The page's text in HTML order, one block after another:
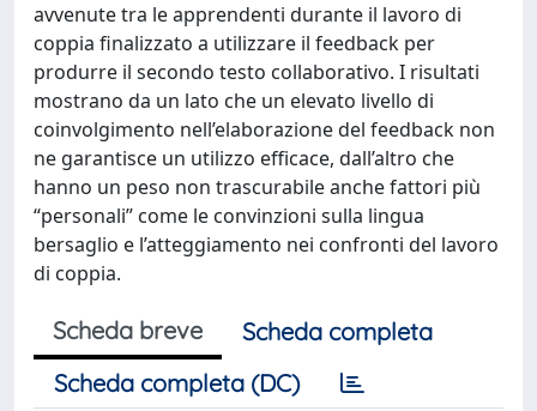
avvenute tra le apprendenti durante il lavoro di
coppia finalizzato a utilizzare il feedback per
produrre il secondo testo collaborativo. I risultati
mostrano da un lato che un elevato livello di
coinvolgimento nell’elaborazione del feedback non
ne garantisce un utilizzo efficace, dall’altro che
hanno un peso non trascurabile anche fattori più
“personali” come le convinzioni sulla lingua
bersaglio e l’atteggiamento nei confronti del lavoro
di coppia.
Scheda breve
Scheda completa
Scheda completa (DC)